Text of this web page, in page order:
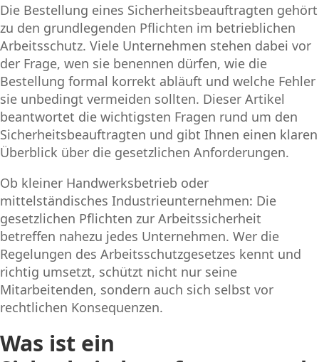
Die Bestellung eines Sicherheitsbeauftragten gehört
zu den grundlegenden Pflichten im betrieblichen
Arbeitsschutz. Viele Unternehmen stehen dabei vor
der Frage, wen sie benennen dürfen, wie die
Bestellung formal korrekt abläuft und welche Fehler
sie unbedingt vermeiden sollten. Dieser Artikel
beantwortet die wichtigsten Fragen rund um den
Sicherheitsbeauftragten und gibt Ihnen einen klaren
Überblick über die gesetzlichen Anforderungen.
Ob kleiner Handwerksbetrieb oder
mittelständisches Industrieunternehmen: Die
gesetzlichen Pflichten zur Arbeitssicherheit
betreffen nahezu jedes Unternehmen. Wer die
Regelungen des Arbeitsschutzgesetzes kennt und
richtig umsetzt, schützt nicht nur seine
Mitarbeitenden, sondern auch sich selbst vor
rechtlichen Konsequenzen.
Was ist ein